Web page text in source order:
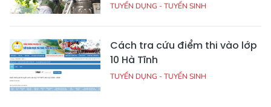
TUYỂN DỤNG - TUYỂN SINH
Cách tra cứu điểm thi vào lớp
10 Hà Tĩnh
TUYỂN DỤNG - TUYỂN SINH